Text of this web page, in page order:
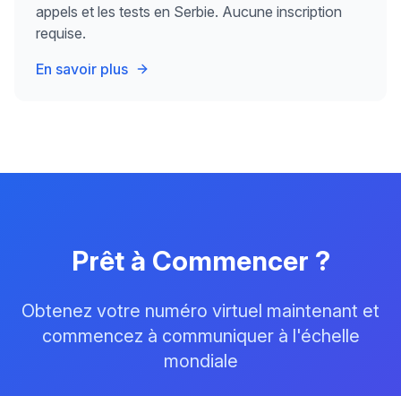
appels et les tests en Serbie. Aucune inscription
requise.
En savoir plus
Prêt à Commencer ?
Obtenez votre numéro virtuel maintenant et
commencez à communiquer à l'échelle
mondiale